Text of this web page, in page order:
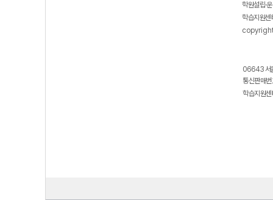
학원설립·
학습지원
06643 서
통신판매
학습지원